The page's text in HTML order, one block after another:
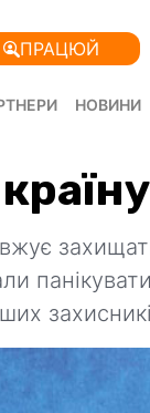
ПРАЦЮЙ
НОВИНИ